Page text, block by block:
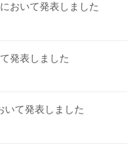
おいて発表しました
発表しました
いて発表しました